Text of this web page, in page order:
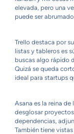
elevada, pero una
puede ser
Trello destaca por
listas y tableros es
buscas algo rápido
Quizá se queda
ideal para startups
Asana es la reina
desglosar
dependencias,
También tiene